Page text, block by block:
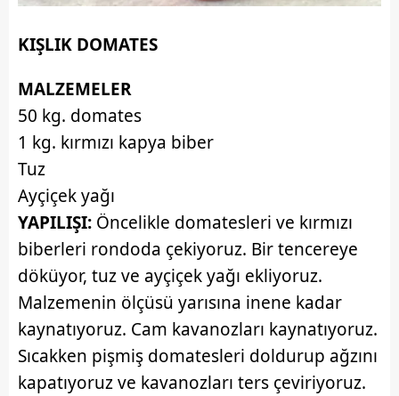
KIŞLIK DOMATES
MALZEMELER
50 kg. domates
1 kg. kırmızı kapya biber
Tuz
Ayçiçek yağı
YAPILIŞI: Öncelikle domatesleri ve kırmızı
biberleri rondoda çekiyoruz. Bir tencereye
döküyor, tuz ve ayçiçek yağı ekliyoruz.
Malzemenin ölçüsü yarısına inene kadar
kaynatıyoruz. Cam kavanozları kaynatıyoruz.
Sıcakken pişmiş domatesleri doldurup ağzını
kapatıyoruz ve kavanozları ters çeviriyoruz.